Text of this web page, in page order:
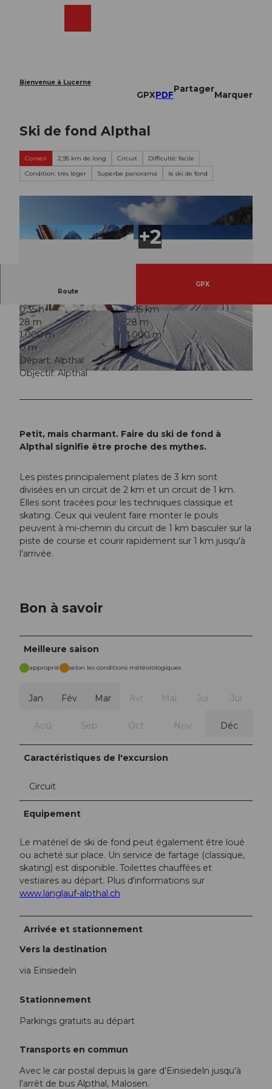
Bienvenue à Lucerne
GPXPDF
Partager
Marquer
Ski de fond Alpthal
Conseil 2,95 km de long Circuit
Difficulté: facile
Condition: très léger
Superbe panorama le ski de fond
© Langlauf Alpthal
© Langlauf Alpthal © Langlauf Alpthal
Route
GPX
0:35 h
2,95 km
28 m
28 m
1.000 m
1.000 m
0 m
Départ: Alpthal
Objectif: Alpthal
Petit, mais charmant. Faire du ski de fond à
Alpthal signifie être proche des mythes.
Les pistes principalement plates de 3 km sont
divisées en un circuit de 2 km et un circuit de 1 km.
Elles sont tracées pour les techniques classique et
skating. Ceux qui veulent faire monter le pouls
peuvent à mi-chemin du circuit de 1 km basculer sur la
piste de course et courir rapidement sur 1 km jusqu'à
l'arrivée.
Bon à savoir
Meilleure saison
approprié selon les conditions météorologiques
Jan Fév Mar Avr Mai Jui Jui
Aoû Sep Oct Nov Déc
Caractéristiques de l'excursion
Circuit
Equipement
Le matériel de ski de fond peut également être loué
ou acheté sur place. Un service de fartage (classique,
skating) est disponible. Toilettes chauffées et
vestiaires au départ. Plus d'informations sur
www.langlauf-alpthal.ch
Arrivée et stationnement
Vers la destination
via Einsiedeln
Stationnement
Parkings gratuits au départ
Transports en commun
Avec le car postal depuis la gare d'Einsiedeln jusqu'à
l'arrêt de bus Alpthal, Malosen.